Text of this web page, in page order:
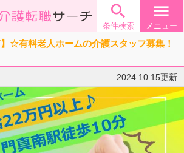

条件検索
menu
メニュー
】☆有料老人ホームの介護スタッフ募集！
2024.10.15更新